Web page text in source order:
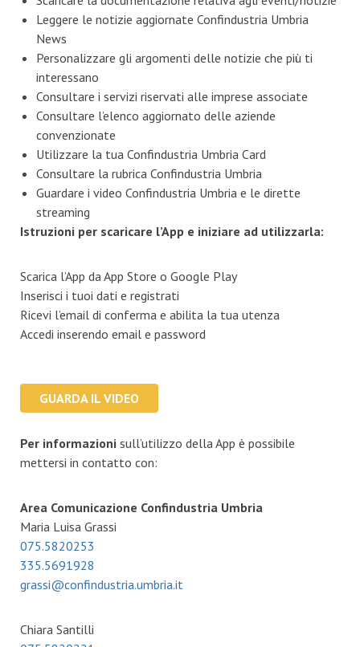
Leggere le notizie aggiornate Confindustria Umbria
News
Personalizzare gli argomenti delle notizie che più ti
interessano
Consultare i servizi riservati alle imprese associate
Consultare l’elenco aggiornato delle aziende
convenzionate
Utilizzare la tua Confindustria Umbria Card
Consultare la rubrica Confindustria Umbria
Guardare i video Confindustria Umbria e le dirette
streaming
Istruzioni per scaricare l’App e iniziare ad utilizzarla:
Scarica l’App da App Store o Google Play
Inserisci i tuoi dati e registrati
Ricevi l’email di conferma e abilita la tua utenza
Accedi inserendo email e password
GUARDA IL VIDEO
Per informazioni sull’utilizzo della App è possibile
mettersi in contatto con:
Area Comunicazione Confindustria Umbria
Maria Luisa Grassi
075.5820253
335.5691928
grassi@confindustria.umbria.it
Chiara Santilli